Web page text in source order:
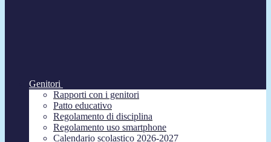
Genitori
Rapporti con i genitori
Patto educativo
Regolamento di disciplina
Regolamento uso smartphone
Calendario scolastico 2026-2027